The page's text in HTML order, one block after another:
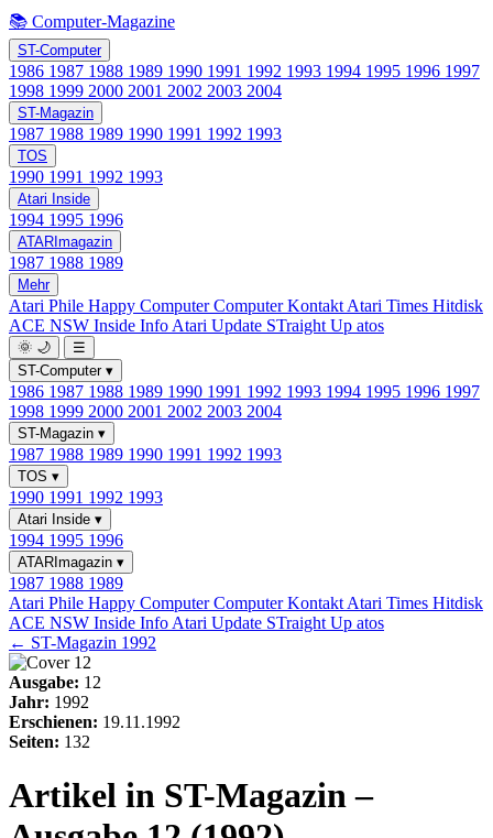
📚 Computer-Magazine
ST-Computer
1986 1987 1988 1989 1990 1991 1992 1993 1994 1995 1996 1997
1998 1999 2000 2001 2002 2003 2004
ST-Magazin
1987 1988 1989 1990 1991 1992 1993
TOS
1990 1991 1992 1993
Atari Inside
1994 1995 1996
ATARImagazin
1987 1988 1989
Mehr
Atari Phile Happy ComputerComputer Kontakt Atari Times Hitdisk
ACE NSW Inside Info Atari Update STraight Up atos
🌞 🌙
☰
ST-Computer ▾
1986 1987 1988 1989 1990 1991 1992 1993 1994 1995 1996 1997
1998 1999 2000 2001 2002 2003 2004
ST-Magazin ▾
1987 1988 1989 1990 1991 1992 1993
TOS ▾
1990 1991 1992 1993
Atari Inside ▾
1994 1995 1996
ATARImagazin ▾
1987 1988 1989
Atari Phile Happy ComputerComputer Kontakt Atari Times Hitdisk
ACE NSW Inside Info Atari Update STraight Up atos
← ST-Magazin 1992
Ausgabe: 12
Jahr: 1992
Erschienen: 19.11.1992
Seiten: 132
Artikel in ST-Magazin –